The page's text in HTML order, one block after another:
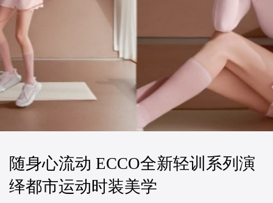
随身心流动 ECCO全新轻训系列演
绎都市运动时装美学